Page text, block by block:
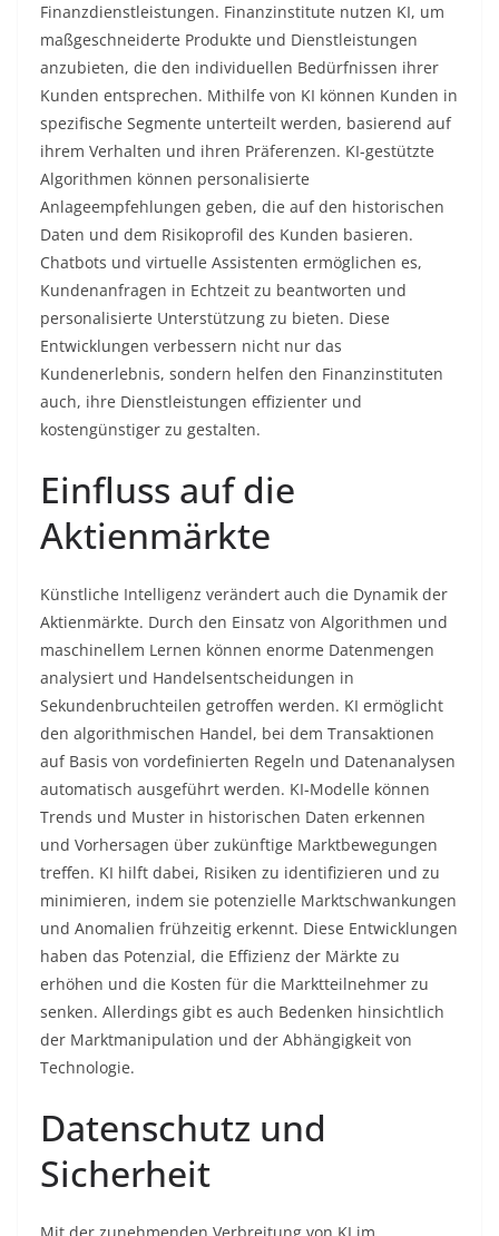
Finanzdienstleistungen. Finanzinstitute nutzen KI, um
maßgeschneiderte Produkte und Dienstleistungen
anzubieten, die den individuellen Bedürfnissen ihrer
Kunden entsprechen. Mithilfe von KI können Kunden in
spezifische Segmente unterteilt werden, basierend auf
ihrem Verhalten und ihren Präferenzen. KI-gestützte
Algorithmen können personalisierte
Anlageempfehlungen geben, die auf den historischen
Daten und dem Risikoprofil des Kunden basieren.
Chatbots und virtuelle Assistenten ermöglichen es,
Kundenanfragen in Echtzeit zu beantworten und
personalisierte Unterstützung zu bieten. Diese
Entwicklungen verbessern nicht nur das
Kundenerlebnis, sondern helfen den Finanzinstituten
auch, ihre Dienstleistungen effizienter und
kostengünstiger zu gestalten.
Einfluss auf die
Aktienmärkte
Künstliche Intelligenz verändert auch die Dynamik der
Aktienmärkte. Durch den Einsatz von Algorithmen und
maschinellem Lernen können enorme Datenmengen
analysiert und Handelsentscheidungen in
Sekundenbruchteilen getroffen werden. KI ermöglicht
den algorithmischen Handel, bei dem Transaktionen
auf Basis von vordefinierten Regeln und Datenanalysen
automatisch ausgeführt werden. KI-Modelle können
Trends und Muster in historischen Daten erkennen
und Vorhersagen über zukünftige Marktbewegungen
treffen. KI hilft dabei, Risiken zu identifizieren und zu
minimieren, indem sie potenzielle Marktschwankungen
und Anomalien frühzeitig erkennt. Diese Entwicklungen
haben das Potenzial, die Effizienz der Märkte zu
erhöhen und die Kosten für die Marktteilnehmer zu
senken. Allerdings gibt es auch Bedenken hinsichtlich
der Marktmanipulation und der Abhängigkeit von
Technologie.
Datenschutz und
Sicherheit